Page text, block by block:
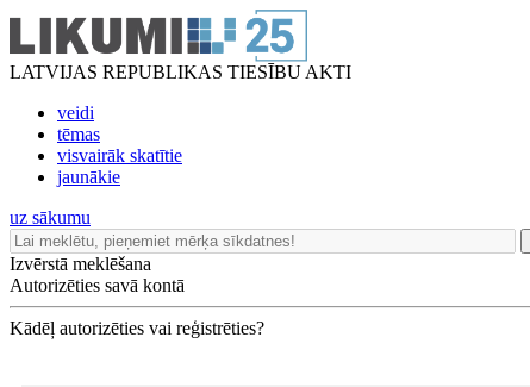
LATVIJAS REPUBLIKAS TIESĪBU AKTI
veidi
tēmas
visvairāk skatītie
jaunākie
uz sākumu
Izvērstā meklēšana
Autorizēties savā kontā
Kādēļ autorizēties vai reģistrēties?